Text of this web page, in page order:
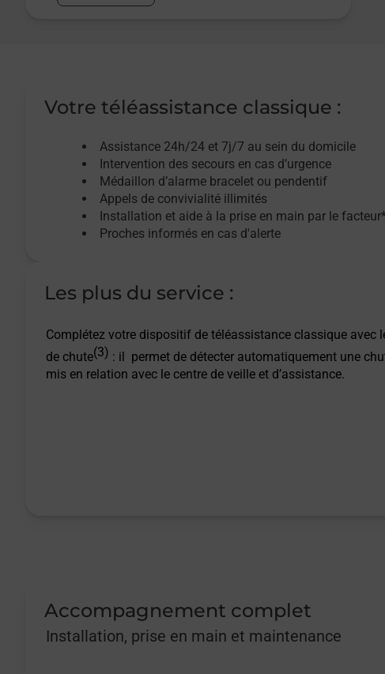
Votre téléassistance classique :
Assistance 24h/24 et 7j/7 au sein du domicile
Intervention des secours en cas d’urgence
Médaillon d’alarme bracelet ou pendentif
Appels de convivialité illimités
Installation et aide à la prise en main par le
Proches informés en cas d'alerte
Les plus du service :
Complétez votre dispositif de téléassistance classique avec
de chute(3) : il permet de détecter automatiquement une
mis en relation avec le centre de veille et d’assistance.
Accompagnement complet
Installation, prise en main et maintenance